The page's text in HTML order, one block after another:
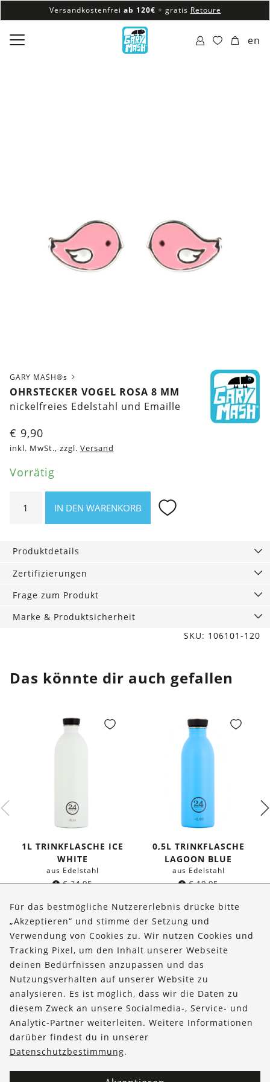
Versandkostenfrei ab 120€ + gratis Retoure
100% veganes & fair produziertes Sortiment
Versandkostenfrei ab 120€
en
GARY MASH®s
OHRSTECKER VOGEL ROSA 8 MM
nickelfreies Edelstahl und Emaille
€ 9,90
inkl. MwSt., zzgl. Versand
Vorrätig
Vogel
mm
Menge
IN DEN WARENKORB
Produktdetails
Zertifizierungen
Frage zum Produkt
Marke & Produktsicherheit
SKU: 106101-120
Das könnte dir auch gefallen
1L TRINKFLASCHE ICE
WHITE
aus Edelstahl
€24,95
0,5L TRINKFLASCHE
LAGOON BLUE
aus Edelstahl
€19,95
Über uns
Bestellungen
Kontakt & Hilfe
FOLLOW US
Für das bestmögliche Nutzererlebnis drücke bitte
„Akzeptieren“ und stimme der Setzung und
Verwendung von Cookies zu. Wir nutzen Cookies und
Tracking Pixel, um den Inhalt unserer Webseite
deinen Bedürfnissen anzupassen und das
Nutzungsverhalten auf unserer Website zu
analysieren. Es ist möglich, dass wir die Daten zu
diesem Zweck an unsere Socialmedia-, Service- und
Analytic-Partner weiterleiten. Weitere Informationen
darüber findest du in unserer
Datenschutzbestimmung.